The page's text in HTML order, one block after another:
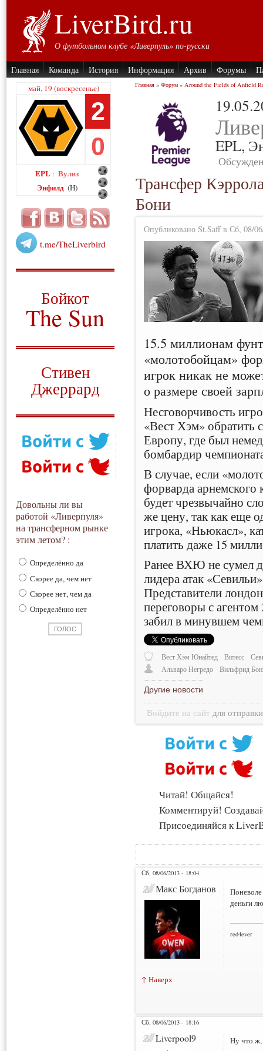
LiverBird.ru
О футбольном клубе «Ливерпуль» по-русски
Главная Команда История Информация Архив Форумы
май, 19 (воскресенье)
2
0
EPL : Вулвз
Энфилд (H)
t.me/TheLiverbird
Бойкот
The Sun
Стивен
Джеррард
Довольны ли вы
работой «Ливерпуля»
на трансферном рынке
этим летом? :
Определённо да
Скорее да, чем нет
Скорее нет, чем да
Определённо нет
Главная » Форум » Around the Fields of Anfield
EPL,
Трансфер
Бони
Опубликовано St.Saff в Сб, 08/
15.5 миллионам
«молотобойцам»
игрок никак не
о размере своей
Несговорчивость
«Вест Хэм» обратить
Европу, где был
бомбардир
В случае, если
форварда арнемского
будет чрезвычайно
же цену, так как еще
игрока, «Ньюкасл»,
платить даже 15
Ранее ВХЮ не сумел
лидера атак
Представители
переговоры с
забил в минувшем
Вест Хэм Юнайтед Витесс
Альваро Негредо
Вильфрид
Другие новости
Войдите на сайт для
Читай! Общайся!
Комментируй!
Присоединяйся к
Сб, 08/06/2013 - 18:04
Макс Богданов
деньги
red4ever
↑ Наверх
Сб, 08/06/2013 - 18:16
Liverpool9 Ну что ж,